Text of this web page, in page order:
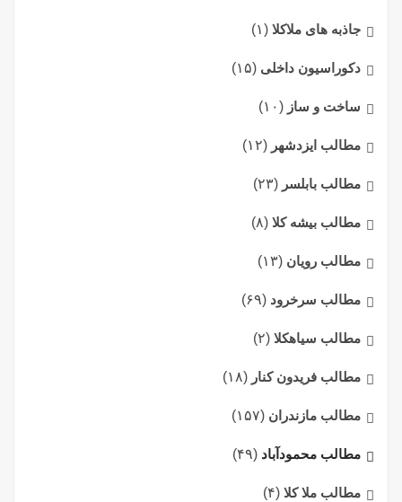
جاذبه های ملاکلا (۱)
دکوراسیون داخلی (۱۵)
ساخت و ساز (۱۰)
مطالب ایزدشهر (۱۲)
مطالب بابلسر (۲۳)
مطالب بیشه کلا (۸)
مطالب رویان (۱۳)
مطالب سرخرود (۶۹)
مطالب سیاهکلا (۲)
مطالب فریدون کنار (۱۸)
مطالب مازندران (۱۵۷)
مطالب محمودآباد (۴۹)
مطالب ملا کلا (۴)